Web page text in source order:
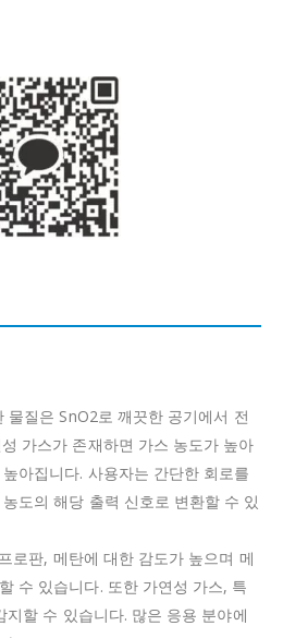
질은 SnO2로 깨끗한 공기에서 전
가스가 존재하면 가스 농도가 높아
아집니다. 사용자는 간단한 회로를
도의 해당 출력 신호로 변환할 수 있
로판, 메탄에 대한 감도가 높으며 메
수 있습니다. 또한 가연성 가스, 특
지할 수 있습니다. 많은 응용 분야에